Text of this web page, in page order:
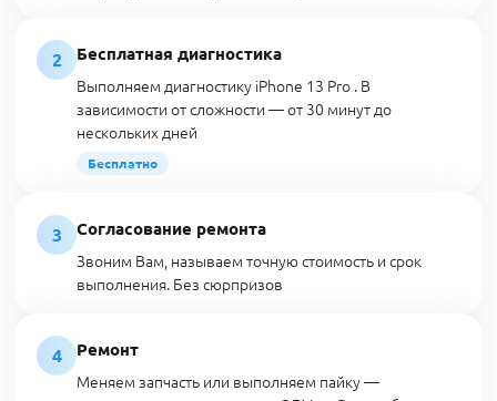
2
Бесплатная диагностика
Выполняем диагностику iPhone 13 Pro . В
зависимости от сложности — от 30 минут до
нескольких дней
Бесплатно
3
Согласование ремонта
Звоним Вам, называем точную стоимость и срок
выполнения. Без сюрпризов
4
Ремонт
Меняем запчасть или выполняем пайку —